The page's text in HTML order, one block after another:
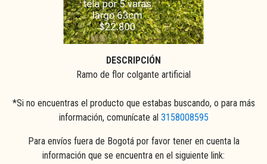
DESCRIPCIÓN
Ramo de flor colgante artificial
*Si no encuentras el producto que estabas buscando, o para más
información, comunícate al 3158008595
Para envíos fuera de Bogotá por favor tener en cuenta la
información que se encuentra en el siguiente link: